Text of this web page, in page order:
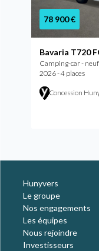
78 900 €
Bavaria T720
Camping-car - neuf
2026 - 4 places
Concession
Hunyvers
Le groupe
Nos engagements
Les équipes
Nous rejoindre
Investisseurs